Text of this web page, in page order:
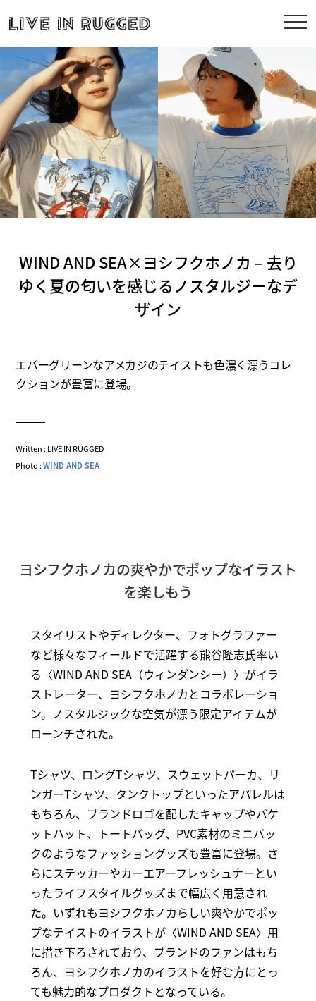
WIND AND SEA×ヨシフクホノカ – 去り
ゆく夏の匂いを感じるノスタルジーなデ
ザイン
エバーグリーンなアメカジのテイストも色濃く漂うコレ
クションが豊富に登場。
Written : LIVE IN RUGGED
Photo :WIND AND SEA
ヨシフクホノカの爽やかでポップなイラスト
を楽しもう
スタイリストやディレクター、フォトグラファー
など様々なフィールドで活躍する熊谷隆志氏率い
る〈WIND AND SEA（ウィンダンシー）〉がイラ
ストレーター、ヨシフクホノカとコラボレーショ
ン。ノスタルジックな空気が漂う限定アイテムが
ローンチされた。
Tシャツ、ロングTシャツ、スウェットパーカ、リ
ンガーTシャツ、タンクトップといったアパレルは
もちろん、ブランドロゴを配したキャップやバケ
ットハット、トートバッグ、PVC素材のミニバッ
クのようなファッショングッズも豊富に登場。さ
らにステッカーやカーエアーフレッシュナーとい
ったライフスタイルグッズまで幅広く用意され
た。いずれもヨシフクホノカらしい爽やかでポッ
プなテイストのイラストが〈WIND AND SEA〉用
に描き下ろされており、ブランドのファンはもち
ろん、ヨシフクホノカのイラストを好む方にとっ
ても魅力的なプロダクトとなっている。